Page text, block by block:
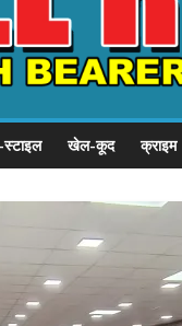
खेल-कूद क्राइम